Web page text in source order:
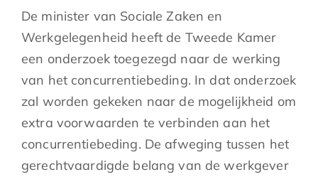
De minister van Sociale Zaken en
Werkgelegenheid heeft de Tweede Kamer
een onderzoek toegezegd naar de werking
van het concurrentiebeding. In dat onderzoek
zal worden gekeken naar de mogelijkheid om
extra voorwaarden te verbinden aan het
concurrentiebeding. De afweging tussen het
gerechtvaardigde belang van de werkgever